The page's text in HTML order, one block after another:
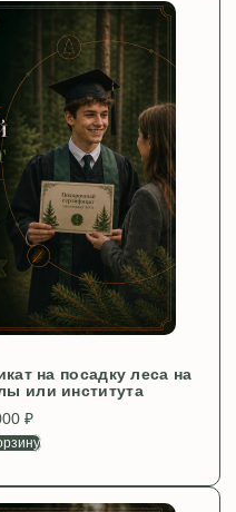
на посадку леса на
или института
₽